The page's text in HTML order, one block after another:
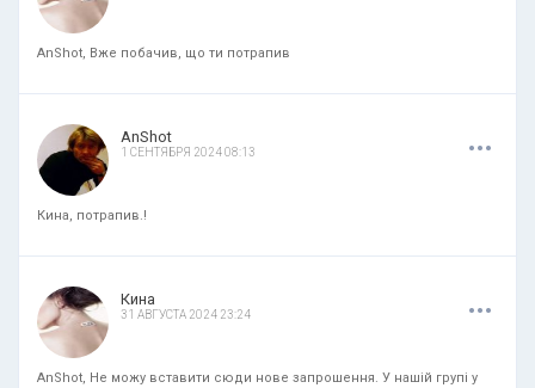
AnShot, Вже побачив, що ти потрапив
AnShot
1 СЕНТЯБРЯ 2024 08:13 ...
Кина, потрапив.!
Кина
31 АВГУСТА 2024 23:24 ...
AnShot, Не можу вставити сюди нове запрошення. У нашій групі у